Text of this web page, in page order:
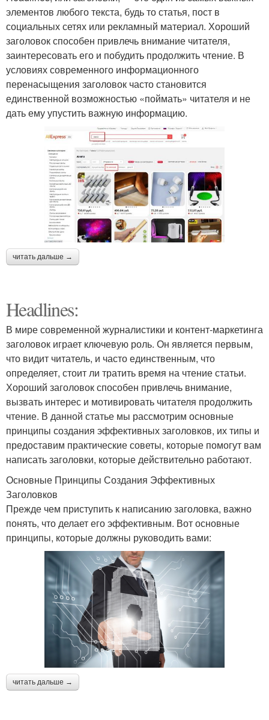
элементов любого текста, будь то статья, пост в
социальных сетях или рекламный материал. Хороший
заголовок способен привлечь внимание читателя,
заинтересовать его и побудить продолжить чтение. В
условиях современного информационного
перенасыщения заголовок часто становится
единственной возможностью «поймать» читателя и не
дать ему упустить важную информацию.
читать дальше →
Headlines:
В мире современной журналистики и контент-маркетинга
заголовок играет ключевую роль. Он является первым,
что видит читатель, и часто единственным, что
определяет, стоит ли тратить время на чтение статьи.
Хороший заголовок способен привлечь внимание,
вызвать интерес и мотивировать читателя продолжить
чтение. В данной статье мы рассмотрим основные
принципы создания эффективных заголовков, их типы и
предоставим практические советы, которые помогут вам
написать заголовки, которые действительно работают.
Основные Принципы Создания Эффективных
Заголовков
Прежде чем приступить к написанию заголовка, важно
понять, что делает его эффективным. Вот основные
принципы, которые должны руководить вами:
читать дальше →